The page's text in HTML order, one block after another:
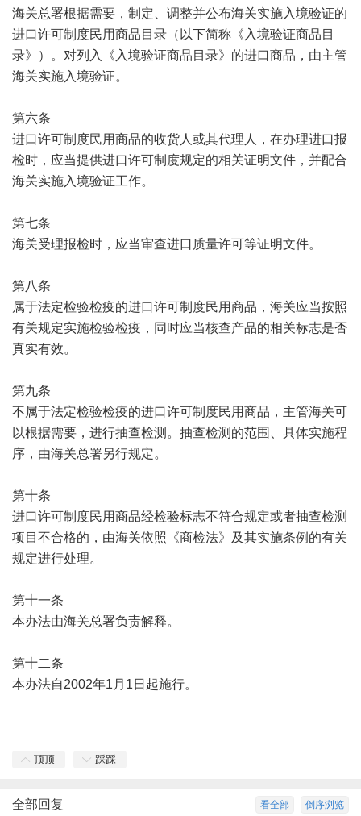
海关总署根据需要，制定、调整并公布海关实施入境验证的
进口许可制度民用商品目录（以下简称《入境验证商品目
录》）。对列入《入境验证商品目录》的进口商品，由主管
海关实施入境验证。
第六条
进口许可制度民用商品的收货人或其代理人，在办理进口报
检时，应当提供进口许可制度规定的相关证明文件，并配合
海关实施入境验证工作。
第七条
海关受理报检时，应当审查进口质量许可等证明文件。
第八条
属于法定检验检疫的进口许可制度民用商品，海关应当按照
有关规定实施检验检疫，同时应当核查产品的相关标志是否
真实有效。
第九条
不属于法定检验检疫的进口许可制度民用商品，主管海关可
以根据需要，进行抽查检测。抽查检测的范围、具体实施程
序，由海关总署另行规定。
第十条
进口许可制度民用商品经检验标志不符合规定或者抽查检测
项目不合格的，由海关依照《商检法》及其实施条例的有关
规定进行处理。
第十一条
本办法由海关总署负责解释。
第十二条
本办法自2002年1月1日起施行。
顶顶 踩踩
倒序浏览
看全部
全部回复